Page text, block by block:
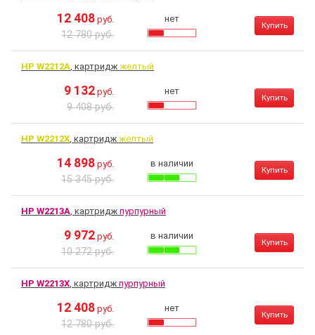
12 408 руб.
12 780 руб.
нет
Купить
HP W2212A, картридж желтый
9 132 руб.
9 408 руб.
нет
Купить
HP W2212X, картридж желтый
14 898 руб.
15 345 руб.
в наличии
Купить
HP W2213A, картридж пурпурный
9 972 руб.
10 272 руб.
в наличии
Купить
HP W2213X, картридж пурпурный
12 408 руб.
12 780 руб.
нет
Купить